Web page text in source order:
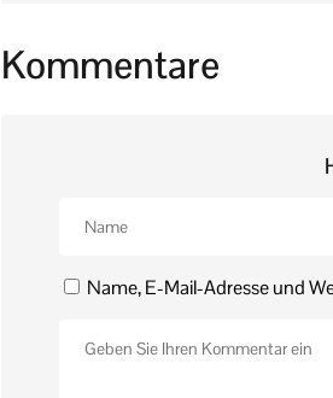
Kommentare
Name, E-Mail-Adresse und